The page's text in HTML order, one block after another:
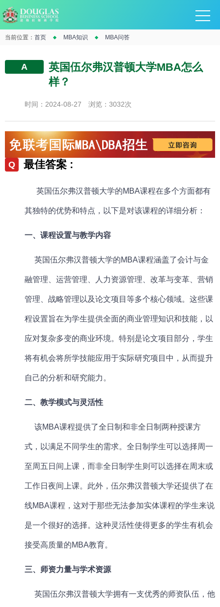
当前位置： 首页 MBA知识 MBA问答
A
英国伍尔弗汉普顿大学MBA怎么
样？
时间：2024-08-27 浏览：3032次
Q 最佳答案 :
英国伍尔弗汉普顿大学的MBA课程在多个方面都有
其独特的优势和特点，以下是对该课程的详细分析：
一、课程设置与教学内容
英国伍尔弗汉普顿大学的MBA课程涵盖了会计与金
融管理 、运营管理、 人力资源管理、改革与变革、营销
管理、战略管理以及论文项目等多个核心领域。这些课
程设置旨在为学生提供全面的商业管理知识和技能，以
应对复杂多变的商业环境。特别是论文项目部分，学生
将有机会将所学技能应用于实际研究项目中，从而提升
自己的分析和研究能力。
二、教学模式与灵活性
该MBA课程提供了全日制和非全日制两种授课方
式，以满足不同学生的需求。全日制学生可以选择周一
至周五日间上课，而非全日制学生则可以选择在周末或
工作日夜间上课。此外，伍尔弗汉普顿大学还提供了在
线MBA课程 ，这对于那些无法参加实体课程的学生来说
是一个很好的选择。这种灵活性使得更多的学生有机会
接受高质量的MBA教育。
三、师资力量与学术资源
英国伍尔弗汉普顿大学拥有一支优秀的师资队伍，他